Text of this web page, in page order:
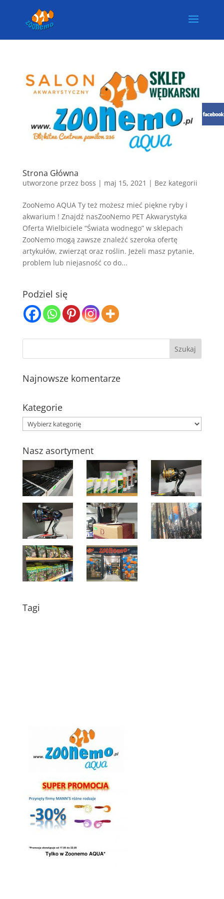
Strona Główna
utworzone przez boss | maj 15, 2021 | Bez kategorii
ZooNemo AQUA Ty też możesz mieć piękne ryby i
akwarium ! Znajdź nasZooNemo PET Akwarystyka
Oferta Wielbiciele “Świata wodnego” w sklepach
ZooNemo mogą zawsze znaleźć szeroka ofertę
artykułów, zwierząt oraz roślin. Jeżeli masz pytanie,
problem lub niejasność co do...
Podziel się
Najnowsze komentarze
Kategorie
Kategorie
Nasz asortyment
Tagi